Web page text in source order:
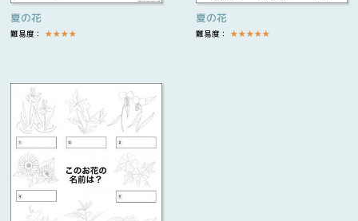
夏の花
難易度： ★★★★
夏の花
難易度： ★★★★★